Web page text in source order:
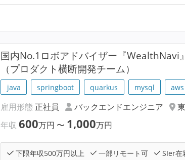
国内No.1ロボアドバイザー『WealthNavi
（プロダクト横断開発チーム）
java springboot quarkus mysql aws
雇用形態 正社員 バックエンドエンジニア
年収600万円 〜 1,000万円
下限年収500万円以上 一部リモート可 SIer在